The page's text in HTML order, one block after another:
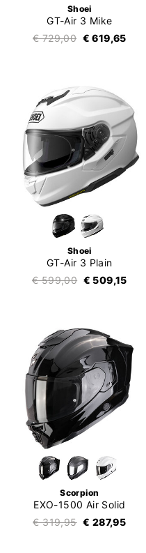
Shoei
GT-Air 3 Mike
€ 729,00 € 619,65
Shoei
GT-Air 3 Plain
€ 599,00 € 509,15
Scorpion
EXO-1500 Air Solid
€ 319,95 € 287,95